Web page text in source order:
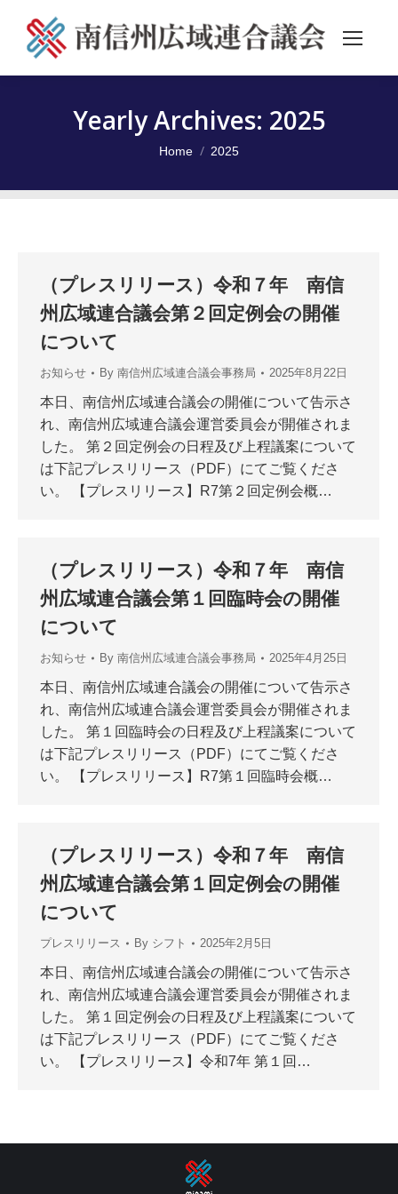
Yearly Archives: 2025
You are here:
Home 2025
（プレスリリース）令和７年 南信
州広域連合議会第２回定例会の開催
について
お知らせ By 南信州広域連合議会事務局 2025年8月22日
本日、南信州広域連合議会の開催について告示さ
れ、南信州広域連合議会運営委員会が開催されま
した。 第２回定例会の日程及び上程議案について
は下記プレスリリース（PDF）にてご覧くださ
い。 【プレスリリース】R7第２回定例会概…
（プレスリリース）令和７年 南信
州広域連合議会第１回臨時会の開催
について
お知らせ By 南信州広域連合議会事務局 2025年4月25日
本日、南信州広域連合議会の開催について告示さ
れ、南信州広域連合議会運営委員会が開催されま
した。 第１回臨時会の日程及び上程議案について
は下記プレスリリース（PDF）にてご覧くださ
い。 【プレスリリース】R7第１回臨時会概…
（プレスリリース）令和７年 南信
州広域連合議会第１回定例会の開催
について
プレスリリース By シフト 2025年2月5日
本日、南信州広域連合議会の開催について告示さ
れ、南信州広域連合議会運営委員会が開催されま
した。 第１回定例会の日程及び上程議案について
は下記プレスリリース（PDF）にてご覧くださ
い。 【プレスリリース】令和7年 第１回…